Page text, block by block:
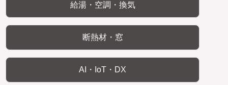
給湯・空調・換気
断熱材・窓
AI・IoT・DX